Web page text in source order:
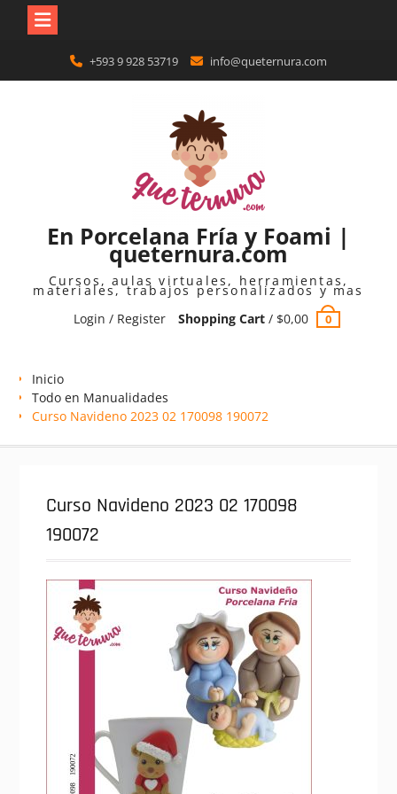
content
+593 9 928 53719 info@queternura.com
En Porcelana Fría y Foami |
queternura.com
Cursos, aulas virtuales, herramientas,
materiales, trabajos personalizados y mas
Login / Register
Shopping Cart/ $0,00 0
Inicio
Todo en Manualidades
Curso Navideno 2023 02 170098 190072
Curso Navideno 2023 02 170098
190072